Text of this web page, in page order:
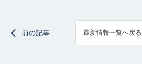
前の記事 最新情報一覧へ戻る